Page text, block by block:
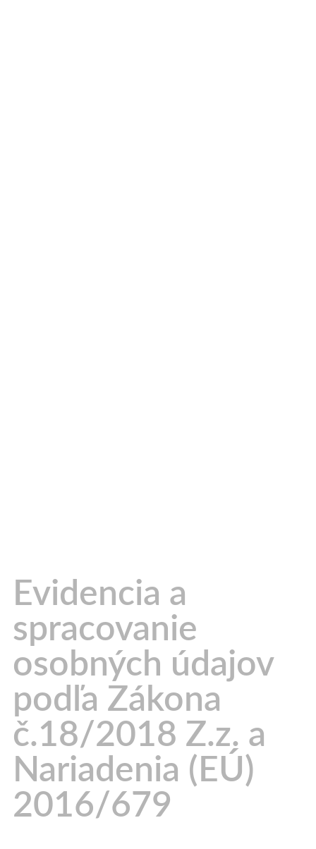
Evidencia a
spracovanie
osobných údajov
podľa Zákona
č.18/2018 Z.z. a
Nariadenia (EÚ)
2016/679